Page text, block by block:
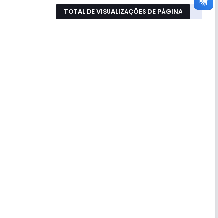
TOTAL DE VISUALIZAÇÕES DE PÁGINA